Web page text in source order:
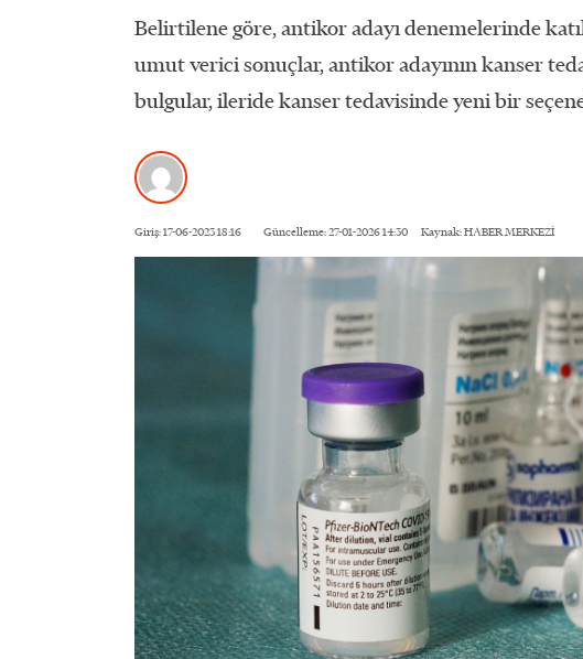
Belirtilene göre, antikor adayı denemelerinde
umut verici sonuçlar, antikor adayının kanser
bulgular, ileride kanser tedavisinde yeni bir
Giriş: 17-06-2023 18:16 Güncelleme: 27-01-2026 14:30 Kaynak: HABER MERKEZİ